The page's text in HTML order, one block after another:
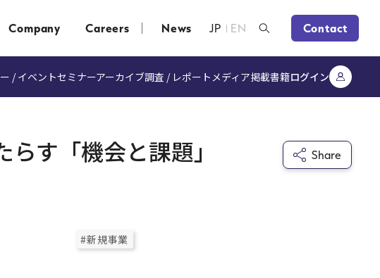
Company Careers News EN
JP Contact
/ イベントセミナーアーカイブ調査 / レポート メディア掲載書籍ログイン
す「機会と課題」
Share
#新規事業